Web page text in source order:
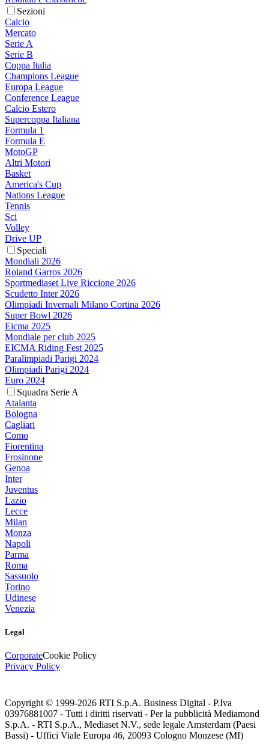
Sezioni
Calcio
Mercato
Serie A
Serie B
Coppa Italia
Champions League
Europa League
Conference League
Calcio Estero
Supercoppa Italiana
Formula 1
Formula E
MotoGP
Altri Motori
Basket
America's Cup
Nations League
Tennis
Sci
Volley
Drive UP
Speciali
Mondiali 2026
Roland Garros 2026
Sportmediaset Live Riccione 2026
Scudetto Inter 2026
Olimpiadi Invernali Milano Cortina 2026
Super Bowl 2026
Eicma 2025
Mondiale per club 2025
EICMA Riding Fest 2025
Paralimpiadi Parigi 2024
Olimpiadi Parigi 2024
Euro 2024
Squadra Serie A
Atalanta
Bologna
Cagliari
Como
Fiorentina
Frosinone
Genoa
Inter
Juventus
Lazio
Lecce
Milan
Monza
Napoli
Parma
Roma
Sassuolo
Torino
Udinese
Venezia
Legal
CorporateCookie Policy
Privacy Policy
Copyright © 1999-2026 RTI S.p.A. Business Digital - P.Iva
03976881007 - Tutti i diritti riservati - Per la pubblicità Mediamond
S.p.A. - RTI S.p.A., Mediaset N.V., sede legale Amsterdam (Paesi
Bassi) - Uffici Viale Europa 46, 20093 Cologno Monzese (MI)